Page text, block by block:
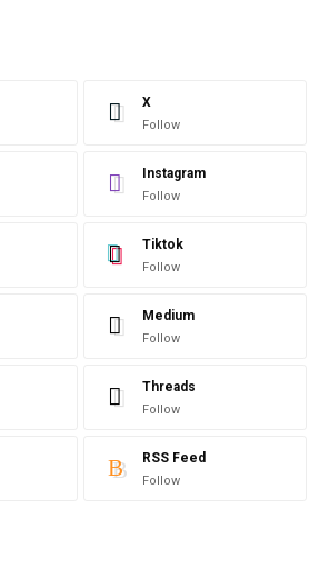
X
Follow
Instagram
Follow
Tiktok
Follow
Medium
Follow
Threads
Follow
RSS Feed
Follow